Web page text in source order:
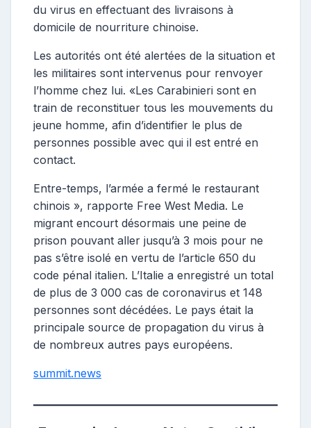
du virus en effectuant des livraisons à
domicile de nourriture chinoise.
Les autorités ont été alertées de la situation et
les militaires sont intervenus pour renvoyer
l’homme chez lui. «Les Carabinieri sont en
train de reconstituer tous les mouvements du
jeune homme, afin d’identifier le plus de
personnes possible avec qui il est entré en
contact.
Entre-temps, l’armée a fermé le restaurant
chinois », rapporte Free West Media. Le
migrant encourt désormais une peine de
prison pouvant aller jusqu’à 3 mois pour ne
pas s’être isolé en vertu de l’article 650 du
code pénal italien. L’Italie a enregistré un total
de plus de 3 000 cas de coronavirus et 148
personnes sont décédées. Le pays était la
principale source de propagation du virus à
de nombreux autres pays européens.
summit.news